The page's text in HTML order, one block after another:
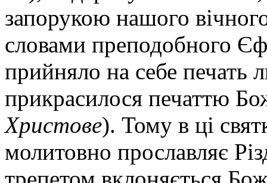
запорукою нашого
словами преподобного
прийняло на себе
прикрасилося печаттю
Христове). Тому в ці
молитовно прославляє